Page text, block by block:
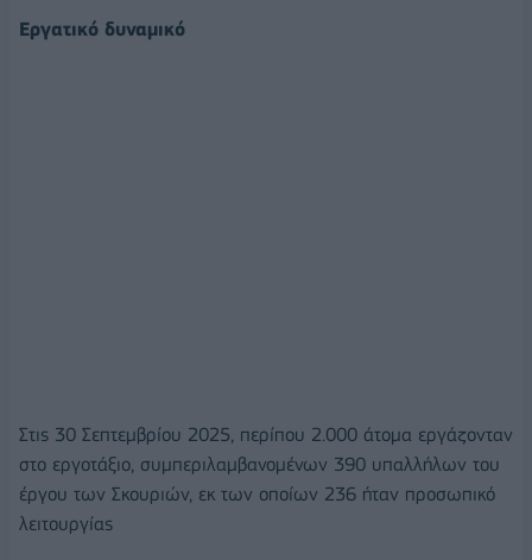
Εργατικό δυναμικό
Στις 30 Σεπτεμβρίου 2025, περίπου 2.000 άτομα εργάζονταν
στο εργοτάξιο, συμπεριλαμβανομένων 390 υπαλλήλων του
έργου των Σκουριών, εκ των οποίων 236 ήταν προσωπικό
λειτουργίας